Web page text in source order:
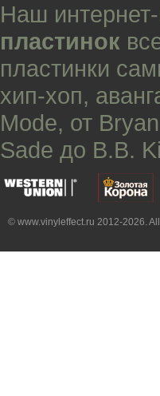
Наш
пластинок
пластинки
хип-хоп,
Mode, от
Sade до B.B.
© www.vinyleffect.ru 2012-2026.